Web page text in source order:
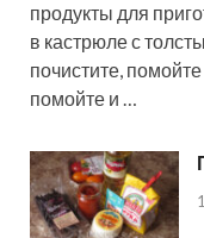
продукты для
в кастрюле с
почистите,
помойте и …